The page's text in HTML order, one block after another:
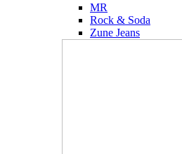
MR
Rock & Soda
Zune Jeans